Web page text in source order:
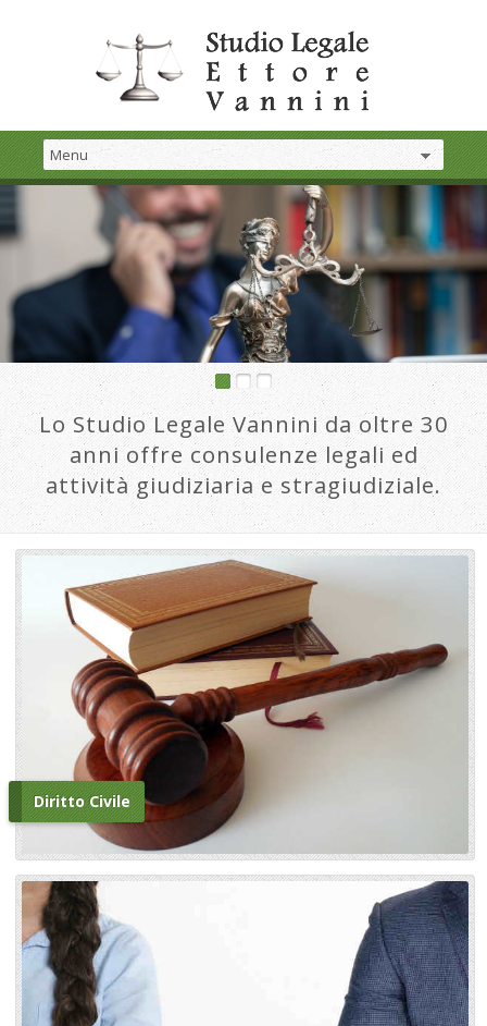
Lo Studio Legale Vannini da oltre 30
anni offre consulenze legali ed
attività giudiziaria e stragiudiziale.
Diritto Civile